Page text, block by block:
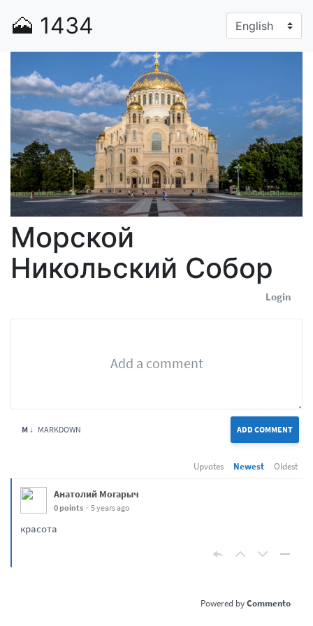
🗻 1434
Морской
Никольский Собор
Login
ADD COMMENT
M ↓ MARKDOWN
Upvotes Newest Oldest
Анатолий Могарыч
0 points 5 years ago
красота
Commento